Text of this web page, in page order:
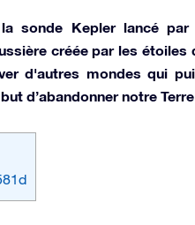
sonde Kepler lancé par
créée par les étoiles
d'autres mondes qui
d’abandonner notre